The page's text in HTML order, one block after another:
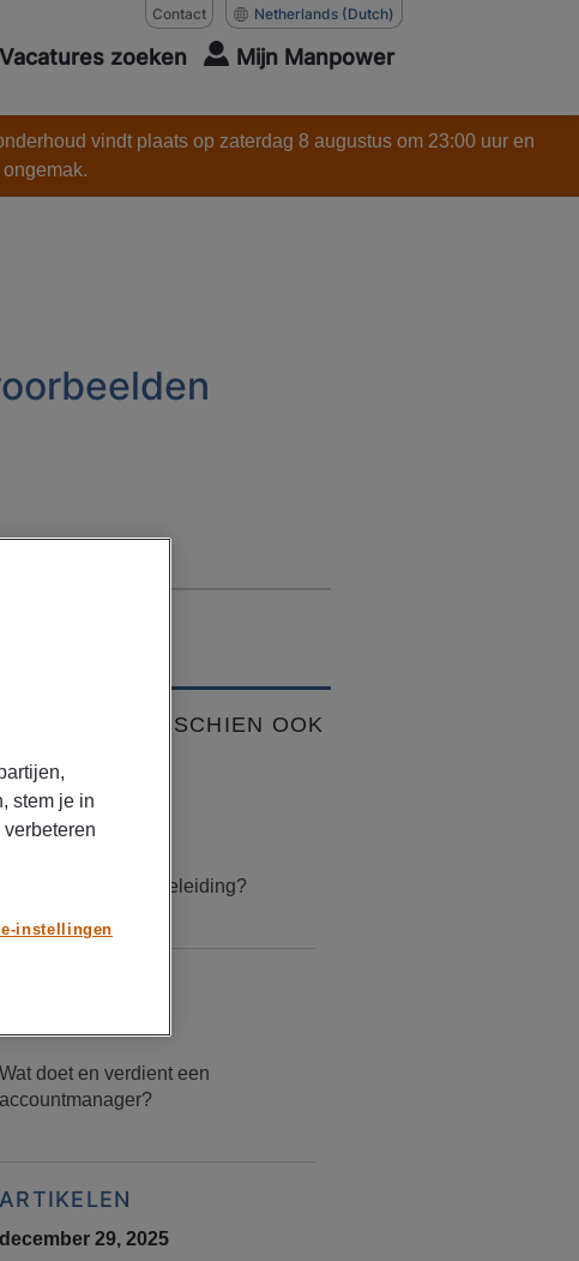
Contact Netherlands (Dutch)
Vacatures zoeken Mijn Manpower
vindt plaats op zaterdag 8 augustus om 23:00 uur en
VIND JE MISSCHIEN OOK
ARTIKELEN
februari 17, 2026
Wat is loopbaanbegeleiding?
Wat doet en verdient een
accountmanager?
ARTIKELEN
december 29, 2025
stem je in
instellingen